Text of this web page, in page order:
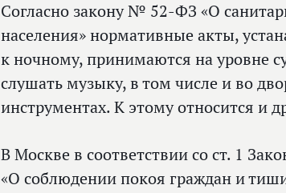
Согласно закону № 52-ФЗ «О
населения» нормативные акты,
к ночному, принимаются на уровне
слушать музыку, в том числе и во
инструментах. К этому относится и
В Москве в соответствии со ст. 1
«О соблюдении покоя граждан и